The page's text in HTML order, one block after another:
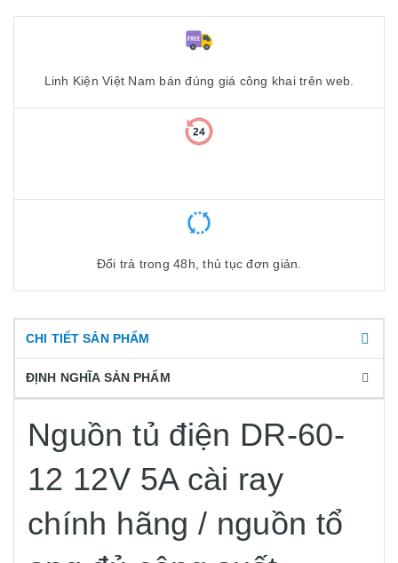
Linh Kiện Việt Nam bán đúng giá công khai trên web.
Đổi trả trong 48h, thủ tục đơn giản.
CHI TIẾT SẢN PHẨM
ĐỊNH NGHĨA SẢN PHẨM
Nguồn tủ điện DR-60-
12 12V 5A cài ray
chính hãng / nguồn tổ